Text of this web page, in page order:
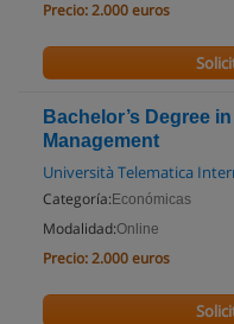
Precio:2.000 euros
Bachelor’s Degree
Management
Università Telematica
Categoría: Económicas
Modalidad:Online
Precio:2.000 euros